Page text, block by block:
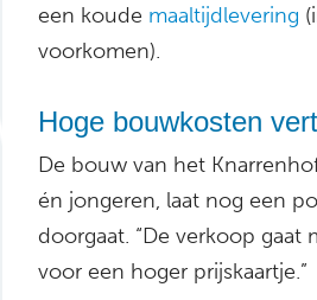
een koude maaltijdlevering
voorkomen).
Hoge bouwkosten
De bouw van het
én jongeren, laat nog een
doorgaat. “De verkoop
voor een hoger prijskaartje.”